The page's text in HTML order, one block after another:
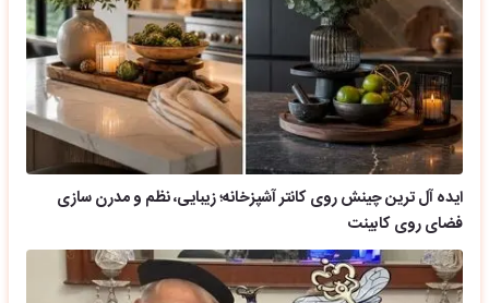
ایده آل ترین چینش روی کانتر آشپزخانه؛ زیبایی، نظم و مدرن سازی
فضای روی کابینت